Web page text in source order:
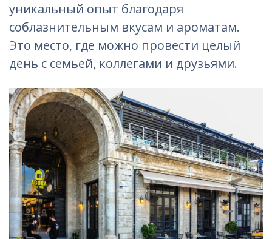
уникальный опыт благодаря
соблазнительным вкусам и ароматам.
Это место, где можно провести целый
день с семьей, коллегами и друзьями.